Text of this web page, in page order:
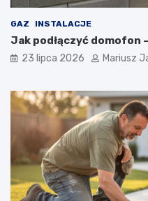
GAZ INSTALACJE
Jak podłączyć domofon
23 lipca 2026 Mariusz